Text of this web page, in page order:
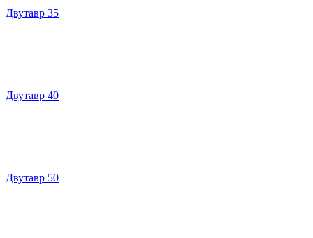
Двутавр 35
Двутавр 40
Двутавр 50